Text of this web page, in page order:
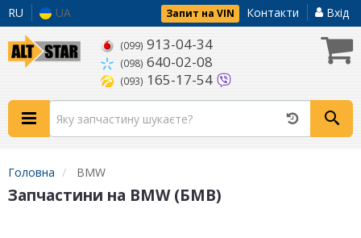
RU UA Запит на VIN Контакти Вхід
(099) 913-04-34
(098) 640-02-08
(093) 165-17-54
Головна BMW
Запчастини на BMW (БМВ)